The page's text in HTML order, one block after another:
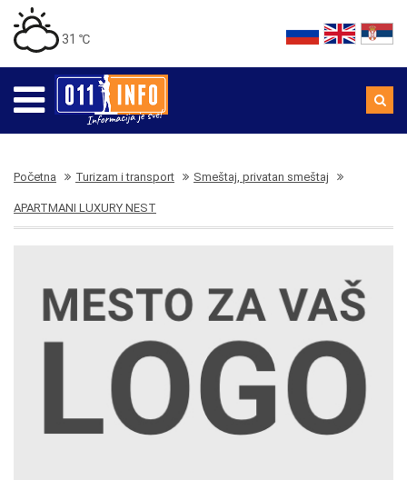
31 ℃
Početna Turizam i transport Smeštaj, privatan smeštaj
APARTMANI LUXURY NEST